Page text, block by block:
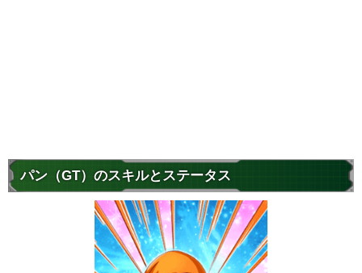
パン（GT）のスキルとステータス